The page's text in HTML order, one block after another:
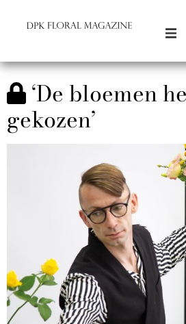
‘De bloemen
gekozen’